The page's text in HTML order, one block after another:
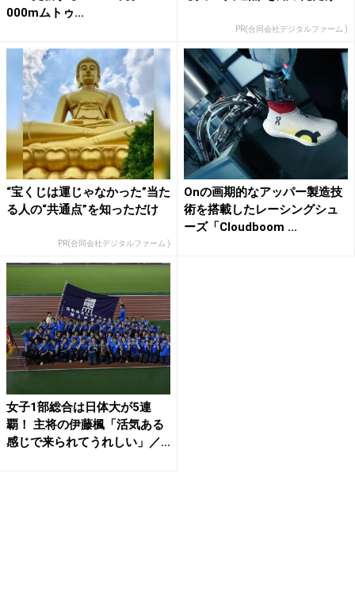
000mムトゥ...
PR(合同会社デジタルファーム )
“宝くじは運じゃなかった”当た
る人の“共通点”を知っただけ
PR(合同会社デジタルファーム )
Onの画期的なアッパー製造技
術を搭載したレーシングシュ
ーズ「Cloudboom ...
女子1部総合は日体大が5連
覇！ 主将の伊藤楓「活気ある
感じで来られてうれしい」／...